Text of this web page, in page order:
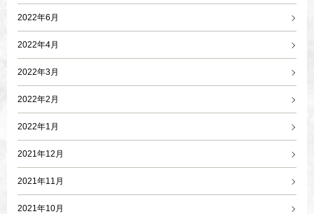
2022年6月
2022年4月
2022年3月
2022年2月
2022年1月
2021年12月
2021年11月
2021年10月